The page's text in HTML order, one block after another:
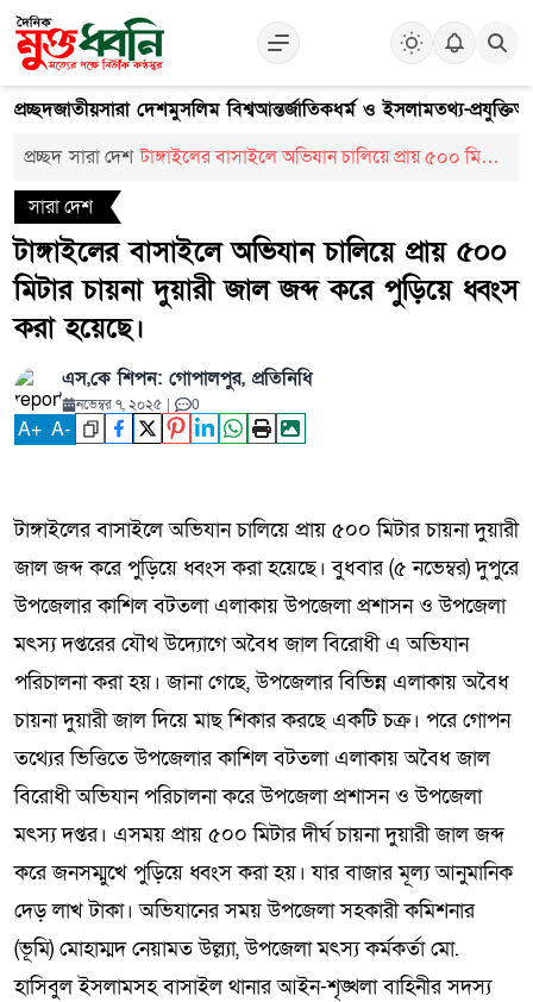
প্রচ্ছদজাতীয়সারা দেশমুসলিম বিশ্বআন্তর্জাতিকধর্ম ও ইসলামতথ্য-প্রযুক্তি
প্রচ্ছদ সারা দেশ টাঙ্গাইলের বাসাইলে অভিযান চালিয়ে প্রায় ৫০০ মিটার
সারা দেশ
টাঙ্গাইলের বাসাইলে অভিযান চালিয়ে প্রায় ৫০০
মিটার চায়না দুয়ারী জাল জব্দ করে পুড়িয়ে ধ্বংস
করা হয়েছে।
এস,কে শিপন: গোপালপুর, প্রতিনিধি
নভেম্বর ৭, ২০২৫ | 0
A+ A-
টাঙ্গাইলের বাসাইলে অভিযান চালিয়ে প্রায় ৫০০ মিটার চায়না দুয়ারী
জাল জব্দ করে পুড়িয়ে ধ্বংস করা হয়েছে। বুধবার (৫ নভেম্বর) দুপুরে
উপজেলার কাশিল বটতলা এলাকায় উপজেলা প্রশাসন ও উপজেলা
মৎস্য দপ্তরের যৌথ উদ্যোগে অবৈধ জাল বিরোধী এ অভিযান
পরিচালনা করা হয়। জানা গেছে, উপজেলার বিভিন্ন এলাকায় অবৈধ
চায়না দুয়ারী জাল দিয়ে মাছ শিকার করছে একটি চক্র। পরে গোপন
তথ্যের ভিত্তিতে উপজেলার কাশিল বটতলা এলাকায় অবৈধ জাল
বিরোধী অভিযান পরিচালনা করে উপজেলা প্রশাসন ও উপজেলা
মৎস্য দপ্তর। এসময় প্রায় ৫০০ মিটার দীর্ঘ চায়না দুয়ারী জাল জব্দ
করে জনসম্মুখে পুড়িয়ে ধ্বংস করা হয়। যার বাজার মূল্য আনুমানিক
দেড় লাখ টাকা। অভিযানের সময় উপজেলা সহকারী কমিশনার
(ভূমি) মোহাম্মদ নেয়ামত উল্ল্যা, উপজেলা মৎস্য কর্মকর্তা মো.
হাসিবুল ইসলামসহ বাসাইল থানার আইন-শৃঙ্খলা বাহিনীর সদস্য